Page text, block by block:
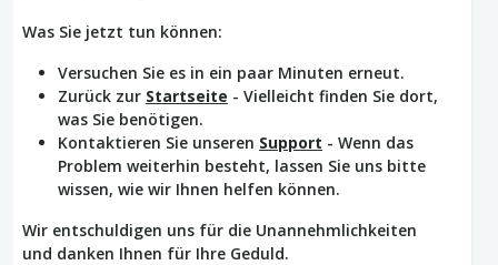
Was Sie jetzt tun können:
Versuchen Sie es in ein paar Minuten erneut.
Zurück zur Startseite - Vielleicht finden Sie dort,
was Sie benötigen.
Kontaktieren Sie unseren Support - Wenn das
Problem weiterhin besteht, lassen Sie uns bitte
wissen, wie wir Ihnen helfen können.
Wir entschuldigen uns für die Unannehmlichkeiten
und danken Ihnen für Ihre Geduld.